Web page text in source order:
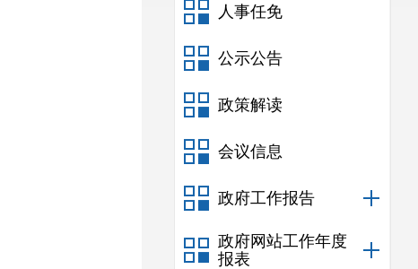
人事任免
公示公告
政策解读
会议信息
政府工作报告
政府网站工作年度
报表